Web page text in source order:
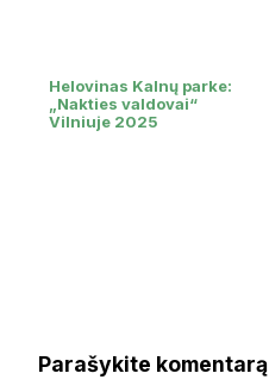
Helovinas Kalnų parke:
„Nakties valdovai“
Vilniuje 2025
Parašykite komentarą